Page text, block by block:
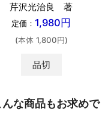
芹沢光治良 著
定価： 1,980円
(本体 1,800円)
品切
な商品もお求めで